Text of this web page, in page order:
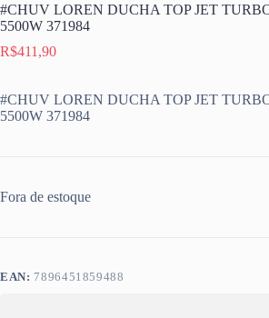
#CHUV LOREN DUCHA TOP JET
5500W 371984
R$411,90
#CHUV LOREN DUCHA TOP JET
5500W 371984
Fora de estoque
EAN: 7896451859488